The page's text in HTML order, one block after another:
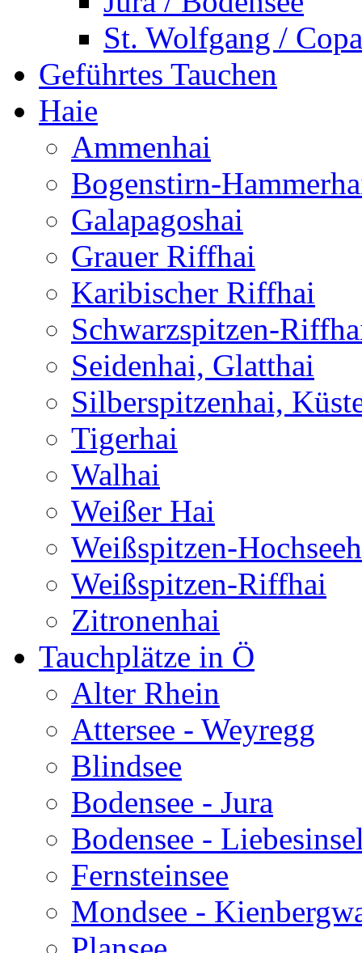
St. Wolfgang /
Geführtes Tauchen
Haie
Ammenhai
Bogenstirn-
Galapagoshai
Grauer Riffhai
Karibischer Riffhai
Schwarzspitzen-
Seidenhai, Glatthai
Silberspitzenhai,
Tigerhai
Walhai
Weißer Hai
Weißspitzen-
Weißspitzen-Riffhai
Zitronenhai
Tauchplätze in Ö
Alter Rhein
Attersee - Weyregg
Blindsee
Bodensee - Jura
Bodensee -
Fernsteinsee
Mondsee -